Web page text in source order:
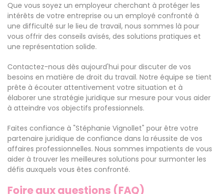
Que vous soyez un employeur cherchant à protéger les
intérêts de votre entreprise ou un employé confronté à
une difficulté sur le lieu de travail, nous sommes là pour
vous offrir des conseils avisés, des solutions pratiques et
une représentation solide.
Contactez-nous dès aujourd'hui pour discuter de vos
besoins en matière de droit du travail. Notre équipe se tient
prête à écouter attentivement votre situation et à
élaborer une stratégie juridique sur mesure pour vous aider
à atteindre vos objectifs professionnels.
Faites confiance à "Stéphanie Vignollet" pour être votre
partenaire juridique de confiance dans la réussite de vos
affaires professionnelles. Nous sommes impatients de vous
aider à trouver les meilleures solutions pour surmonter les
défis auxquels vous êtes confronté.
Foire aux questions (FAQ)